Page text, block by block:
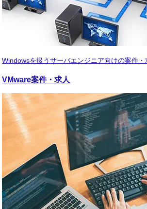
Windowsを扱うサーバエンジニア向けの案件・
VMware案件・求人